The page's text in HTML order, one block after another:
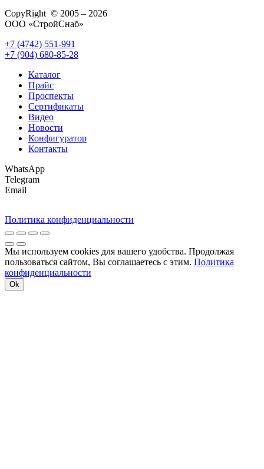
CopyRight © 2005 – 2026
ООО «СтройСнаб»
+7 (4742) 551-991
+7 (904) 680-85-28
Каталог
Прайс
Проспекты
Сертификаты
Видео
Новости
Конфигуратор
Контакты
WhatsApp
Telegram
Email
Политика конфиденциальности
Мы используем cookies для вашего удобства. Продолжая
пользоваться сайтом, Вы соглашаетесь с этим. Политика
конфиденциальности
Ok